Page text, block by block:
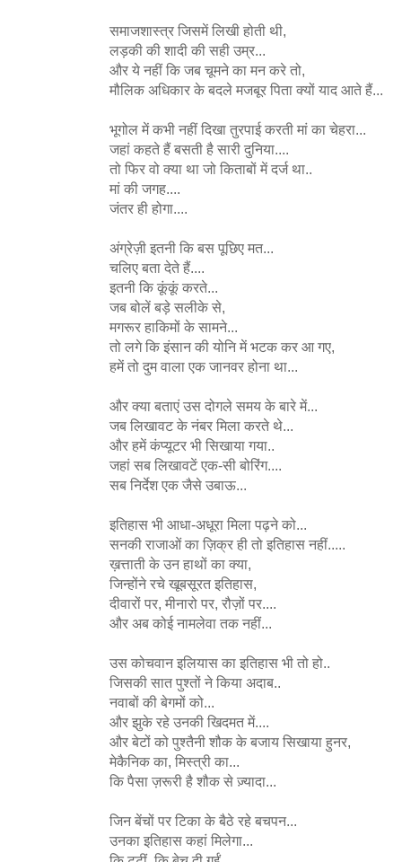
समाजशास्त्र जिसमें लिखी होती थी,
लड़की की शादी की सही उम्र...
और ये नहीं कि जब चूमने का मन करे तो,
मौलिक अधिकार के बदले मजबूर पिता क्यों याद आते हैं...
भूगोल में कभी नहीं दिखा तुरपाई करती मां का चेहरा...
जहां कहते हैं बसती है सारी दुनिया....
तो फिर वो क्या था जो किताबों में दर्ज था..
मां की जगह....
जंतर ही होगा....
अंग्रेज़ी इतनी कि बस पूछिए मत...
चलिए बता देते हैं....
इतनी कि कूंकूं करते...
जब बोलें बड़े सलीके से,
मगरूर हाकिमों के सामने...
तो लगे कि इंसान की योनि में भटक कर आ गए,
हमें तो दुम वाला एक जानवर होना था...
और क्या बताएं उस दोगले समय के बारे में...
जब लिखावट के नंबर मिला करते थे...
और हमें कंप्यूटर भी सिखाया गया..
जहां सब लिखावटें एक-सी बोरिंग....
सब निर्देश एक जैसे उबाऊ...
इतिहास भी आधा-अधूरा मिला पढ़ने को...
सनकी राजाओं का ज़िक्र ही तो इतिहास नहीं.....
ख़त्ताती के उन हाथों का क्या,
जिन्होंने रचे खूबसूरत इतिहास,
दीवारों पर, मीनारो पर, रौज़ों पर....
और अब कोई नामलेवा तक नहीं...
उस कोचवान इलियास का इतिहास भी तो हो..
जिसकी सात पुश्तों ने किया अदाब..
नवाबों की बेगमों को...
और झुके रहे उनकी खिदमत में....
और बेटों को पुश्तैनी शौक के बजाय सिखाया हुनर,
मेकैनिक का, मिस्त्री का...
कि पैसा ज़रूरी है शौक से ज़्यादा...
जिन बेंचों पर टिका के बैठे रहे बचपन...
उनका इतिहास कहां मिलेगा...